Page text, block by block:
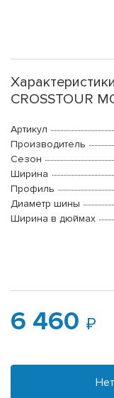
CROSSTOUR
Артикул
Производитель
Сезон
Ширина
Профиль
Диаметр шины
Ширина в дюймах
6 460
Нет